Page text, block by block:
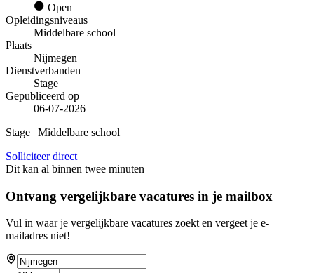
Open
Opleidingsniveaus
Middelbare school
Plaats
Nijmegen
Dienstverbanden
Stage
Gepubliceerd op
06-07-2026
Stage | Middelbare school
Solliciteer direct
Dit kan al binnen twee minuten
Ontvang vergelijkbare vacatures in je mailbox
Vul in waar je vergelijkbare vacatures zoekt en vergeet je e-
mailadres niet!